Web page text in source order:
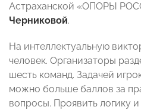
Астраханской «ОПОРЫ
Черниковой.
На интеллектуальную
человек. Организаторы
шесть команд. Задачей
можно больше баллов за
вопросы. Проявить логику